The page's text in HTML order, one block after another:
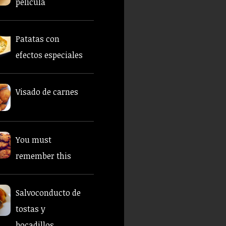
Patatas con
efectos especiales
Visado de carnes
You must
remember this
Salvoconducto de
tostas y